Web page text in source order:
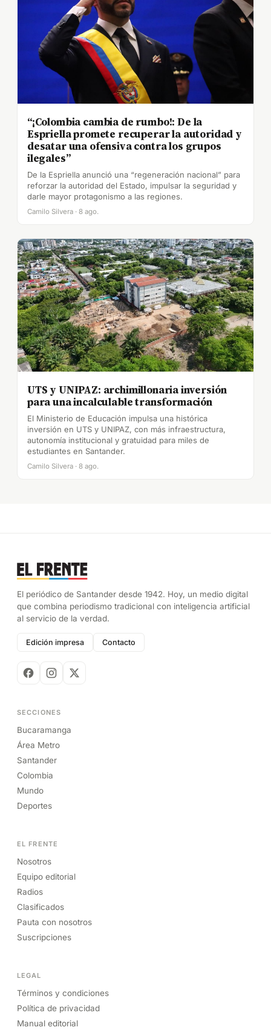
“¡Colombia cambia de rumbo!: De la
Espriella promete recuperar la autoridad y
desatar una ofensiva contra los grupos
ilegales”
De la Espriella anunció una “regeneración nacional” para
reforzar la autoridad del Estado, impulsar la seguridad y
darle mayor protagonismo a las regiones.
Camilo Silvera · 8 ago.
UTS y UNIPAZ: archimillonaria inversión
para una incalculable transformación
El Ministerio de Educación impulsa una histórica
inversión en UTS y UNIPAZ, con más infraestructura,
autonomía institucional y gratuidad para miles de
estudiantes en Santander.
Camilo Silvera · 8 ago.
El periódico de Santander desde 1942. Hoy, un medio digital
que combina periodismo tradicional con inteligencia artificial
al servicio de la verdad.
Edición impresa Contacto
SECCIONES
Bucaramanga
Área Metro
Santander
Colombia
Mundo
Deportes
EL FRENTE
Nosotros
Equipo editorial
Radios
Clasificados
Pauta con nosotros
Suscripciones
LEGAL
Términos y condiciones
Política de privacidad
Manual editorial